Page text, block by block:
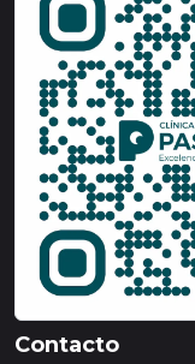
Contacto